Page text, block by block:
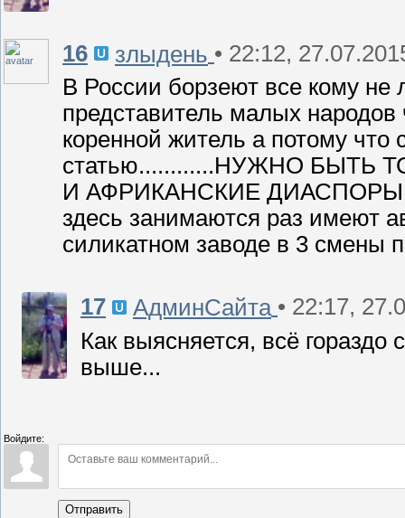
16 злыдень • 22:12,
В России борзеют все кому
представитель малых народов
коренной житель а потому
статью............НУЖНО БЫТЬ
И АФРИКАНСКИЕ ДИАСПОРЫ
здесь занимаются раз имеют
силикатном заводе в 3 смены
17 АдминСайта • 22:17,
Как выясняется, всё
выше...
Войдите:
Отправить